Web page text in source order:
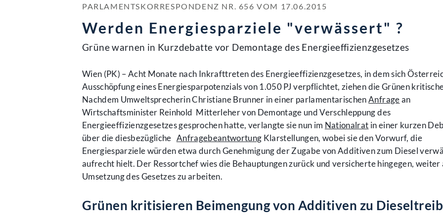
PARLAMENTSKORRESPONDENZ NR. 656 VOM 17.06.2015
Werden Energiesparziele "verwässert" ?
Grüne warnen in Kurzdebatte vor Demontage des Energieeffizienzgesetzes
Wien (PK) – Acht Monate nach Inkrafttreten des Energieeffizienzgesetzes, in dem sich
Ausschöpfung eines Energiesparpotenzials von 1.050 PJ verpflichtet, ziehen die Grünen
Nachdem Umweltsprecherin Christiane Brunner in einer parlamentarischenAnfragean
Wirtschaftsminister Reinhold Mitterleher von Demontage und Verschleppung des
Energieeffizienzgesetzes gesprochen hatte, verlangte sie nun im Nationalrat in einer kurzen
über die diesbezügliche Anfragebeantwortung Klarstellungen, wobei sie den Vorwurf, die
Energiesparziele würden etwa durch Genehmigung der Zugabe von Additiven zum Diesel
aufrecht hielt. Der Ressortchef wies die Behauptungen zurück und versicherte hingegen, weiter
Umsetzung des Gesetzes zu arbeiten.
Grünen kritisieren Beimengung von Additiven zu